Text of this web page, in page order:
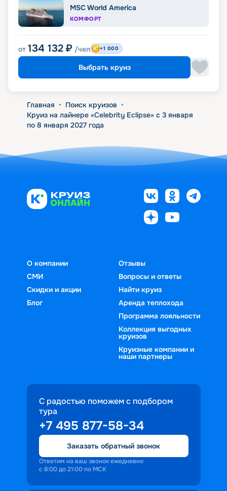
MSC World America
КОМФОРТ
от 134 132 ₽ /чел +1 000
Выбрать круиз
Главная • Поиск круизов •
Круиз на лайнере «Celebrity Eclipse» с 3 января
по 8 января 2027 года
О компании
СМИ
Скидки и акции
Блог
Отзывы
Вопросы и ответы
Найти круиз
Аренда теплохода
Программа лояльности
Коллекция выгодных
круизов
Круизные компании и
наши партнеры
С радостью поможем с подбором
тура
+7 495 877-58-34
Заказать обратный звонок
Ответим на ваш звонок ежедневно
с 8:00 до 21:00 по МСК